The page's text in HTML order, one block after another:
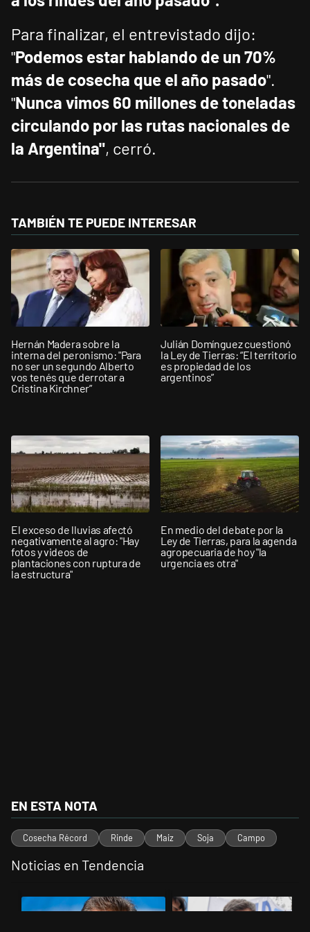
Para finalizar, el entrevistado dijo:
"Podemos estar hablando de un 70%
más de cosecha que el año pasado".
"Nunca vimos 60 millones de toneladas
circulando por las rutas nacionales de
la Argentina", cerró.
TAMBIÉN TE PUEDE INTERESAR
Hernán Madera sobre la
interna del peronismo: "Para
no ser un segundo Alberto
vos tenés que derrotar a
Cristina Kirchner”
Julián Domínguez cuestionó
la Ley de Tierras: “El territorio
es propiedad de los
argentinos”
El exceso de lluvias afectó
negativamente al agro: "Hay
fotos y videos de
plantaciones con ruptura de
la estructura"
En medio del debate por la
Ley de Tierras, para la agenda
agropecuaria de hoy "la
urgencia es otra"
EN ESTA NOTA
Cosecha Récord Rinde Maiz Soja Campo
Noticias en Tendencia
Un artículo de tendencia con el título "Negociaciones en el Senado:
Un artículo de tendencia con el